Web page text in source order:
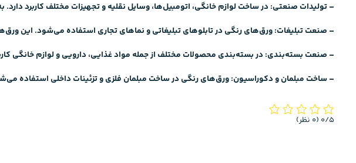
– تولیدات صنعتی: در ساخت لوازم خانگی، اتومبیل‌ها، وسایل نقلیه و تجهیزات مختلف کاربرد
– صنعت تبلیغات: ورق‌های رنگی در تابلوهای تبلیغاتی و نماهای تجاری استفاده می‌شود. این
– صنعت بسته‌بندی: در بسته‌بندی محصولات مختلف از جمله مواد غذایی، دارویی و لوازم خانگی
– ساخت مبلمان و دکوراسیون: ورق‌های رنگی در ساخت مبلمان فلزی و تزئینات داخلی استفاده
‫0/5 ‫(0 نظر)